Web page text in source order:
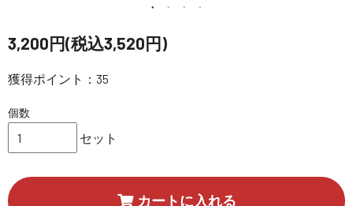
サポート・Q&A / 法人・学生のお客様
SEKIDO
3,200円(税込3,520円)
獲得ポイント：35
個数
セット
カートに入れる